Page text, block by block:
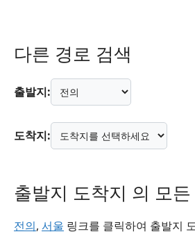
다른 경로 검색
출발지:
도착지:
출발지 도착지 의 모
전의, 서울 링크를 클릭하여 출발지